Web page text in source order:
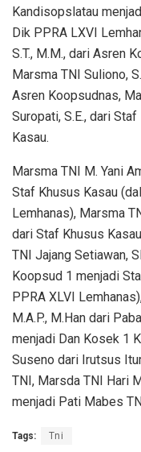
Kandisopslatau
Dik PPRA LXVI
S.T., M.M., dari Asren
Marsma TNI Suliono,
Asren Koopsudnas,
Suropati, S.E., dari
Kasau.
Marsma TNI M. Yani
Staf Khusus Kasau
Lemhanas), Marsma
dari Staf Khusus
TNI Jajang Setiawan,
Koopsud 1 menjadi
PPRA XLVI
M.A.P., M.Han dari
menjadi Dan Kosek 1
Suseno dari Irutsus
TNI, Marsda TNI Hari
menjadi Pati Mabes
Tags: Tni